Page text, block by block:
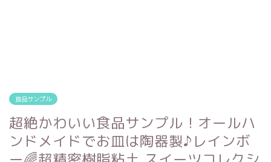
食品サンプル
超絶かわいい食品サンプル！オールハ
ンドメイドでお皿は陶器製♪レインボ